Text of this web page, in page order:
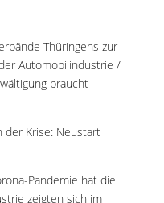
Thüringens zur
Automobilindustrie /
braucht
der Krise: Neustart
Pandemie hat die
zeigten sich im